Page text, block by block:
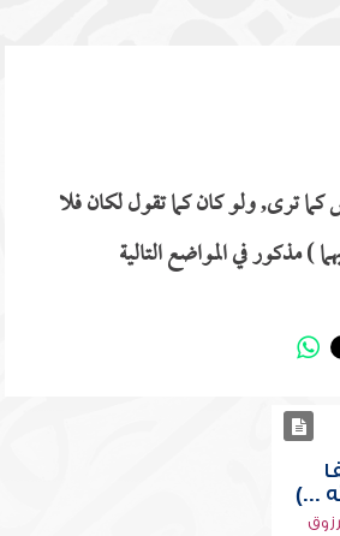
ترى, ولو كان كما تقول لكان فلا
) مذكور في المواضع التالية
...)